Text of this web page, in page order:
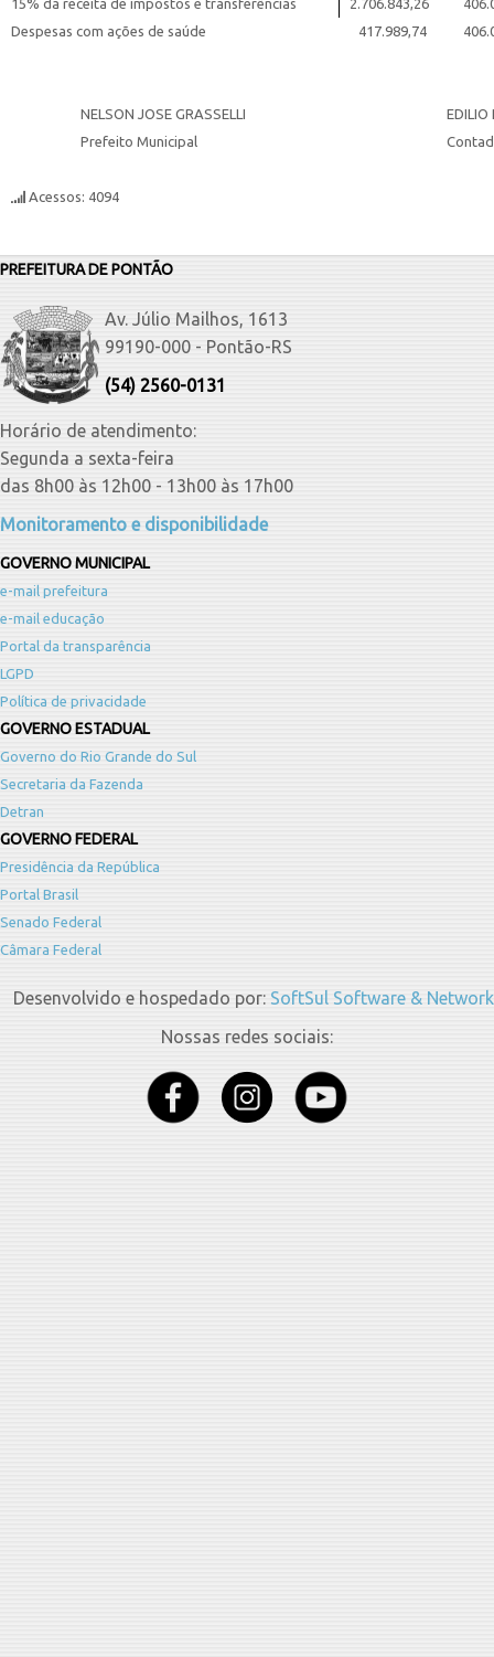
15% da receita de impostos e transferências 2.706.843,26
Despesas com ações de saúde
417.989,74
NELSON JOSE GRASSELLI
EDILIO
Prefeito Municipal
Acessos: 4094
PREFEITURA DE PONTÃO
Av. Júlio Mailhos, 1613
99190-000 - Pontão-RS
(54) 2560-0131
Horário de atendimento:
Segunda a sexta-feira
das 8h00 às 12h00 - 13h00 às 17h00
Monitoramento e disponibilidade
GOVERNO MUNICIPAL
e-mail prefeitura
e-mail educação
Portal da transparência
LGPD
Política de privacidade
GOVERNO ESTADUAL
Governo do Rio Grande do Sul
Secretaria da Fazenda
Detran
GOVERNO FEDERAL
Presidência da República
Portal Brasil
Senado Federal
Câmara Federal
Desenvolvido e hospedado por: SoftSul Software & Network
Nossas redes sociais: